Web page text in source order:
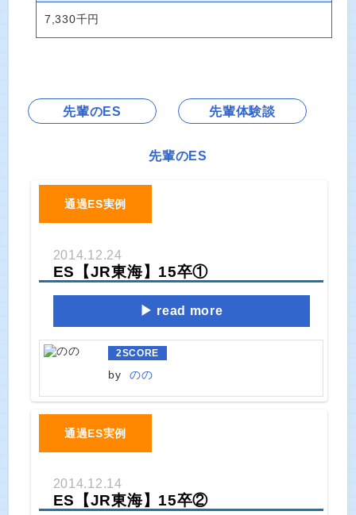
7,330千円
先輩のES 先輩体験談
先輩のES
通過ES実例
2014.12.24
ES【JR東海】15卒①
read more
2SCORE
by のの
通過ES実例
2014.12.14
ES【JR東海】15卒②